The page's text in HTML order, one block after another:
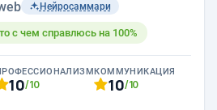
Нейросаммари
с чем справлюсь на 100%
10/10
КОММУНИКАЦИЯ
10/10